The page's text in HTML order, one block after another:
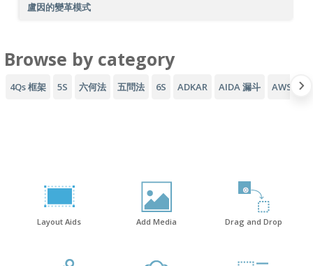
盧因的變革模式
Browse by category
4Qs 框架 5S 六何法 五問法 6S ADKAR AIDA 漏斗 AWS 架
Layout Aids Add Media Drag and Drop